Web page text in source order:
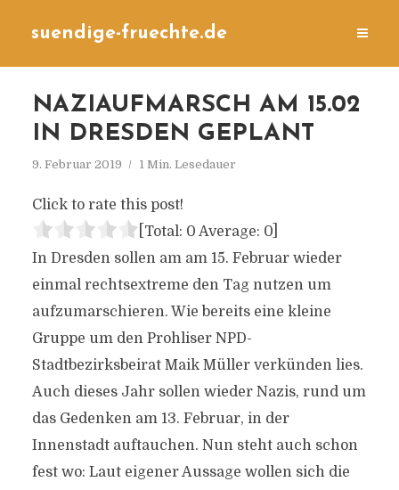
suendige-fruechte.de
NAZIAUFMARSCH AM 15.02
IN DRESDEN GEPLANT
9. Februar 2019 1 Min. Lesedauer
Click to rate this post!
[Total: 0 Average: 0]
In Dresden sollen am am 15. Februar wieder
einmal rechtsextreme den Tag nutzen um
aufzumarschieren. Wie bereits eine kleine
Gruppe um den Prohliser NPD-
Stadtbezirksbeirat Maik Müller verkünden lies.
Auch dieses Jahr sollen wieder Nazis, rund um
das Gedenken am 13. Februar, in der
Innenstadt auftauchen. Nun steht auch schon
fest wo: Laut eigener Aussage wollen sich die